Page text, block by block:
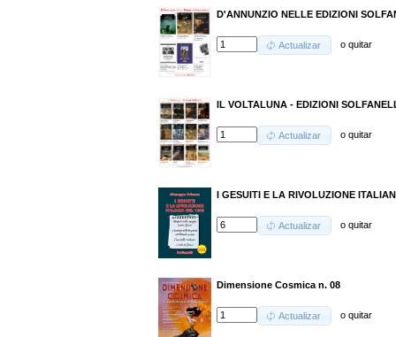
D'ANNUNZIO NELLE EDIZIONI
Actualizar oquitar
IL VOLTALUNA - EDIZIONI
Actualizar oquitar
I GESUITI E LA RIVOLUZIONE
Actualizar oquitar
Dimensione Cosmica n. 08
Actualizar oquitar